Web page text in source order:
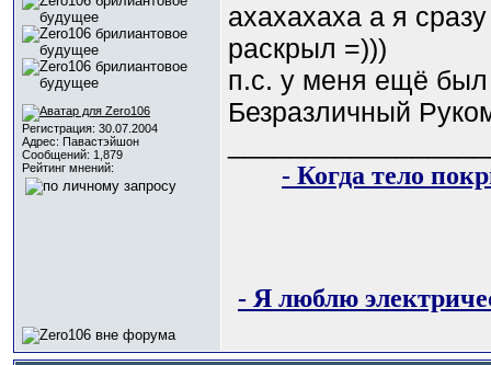
Регистрация: 30.07.2004
Адрес: Павастэйшон
Сообщений: 1,879
Рейтинг мнений:
ахахахаха а я
раскрыл =)))
п.с. у меня ещё был
Безразличный
- Когда тело
- Я люблю